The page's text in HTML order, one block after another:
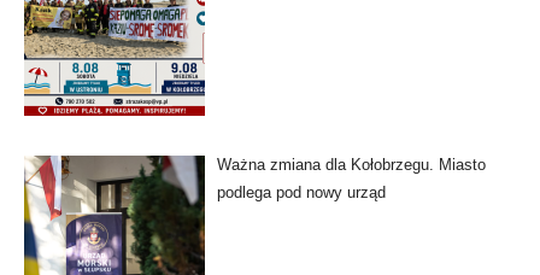
Ważna zmiana dla Kołobrzegu. Miasto
podlega pod nowy urząd